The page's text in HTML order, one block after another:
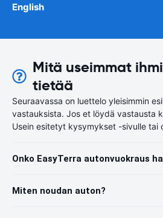
English
Mitä useimmat
tietää
Seuraavassa on luettelo yleisimmin
vastauksista. Jos et löydä vastausta
Usein esitetyt kysymykset -sivulle tai
Onko EasyTerra autonvuokraus
Miten noudan auton?